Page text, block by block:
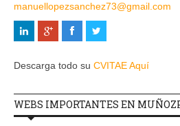
manuellopezsanchez73@gmail.com
Descarga todo su CVITAE Aquí
WEBS IMPORTANTES EN